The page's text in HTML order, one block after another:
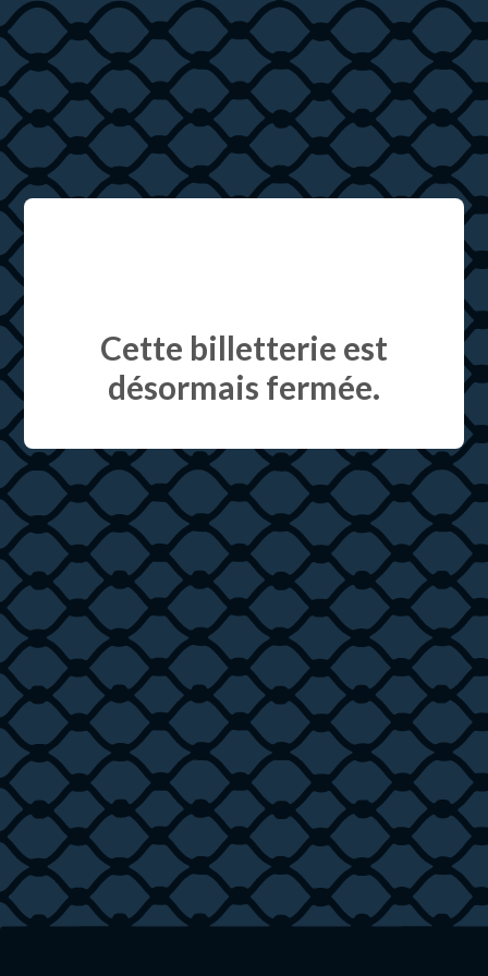
Cette billetterie est
désormais fermée.